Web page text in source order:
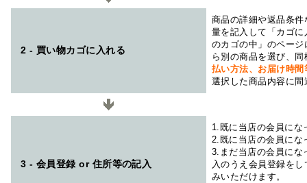
2 - 買い物カゴに入れる
商品の詳細や返品条
量を記入して「カゴ
のカゴの中」のペー
ら別の商品を選び、
払い方法、お届け時
選択した商品内容に
3 - 会員登録 or 住所等の記入
1.既に当店の会員にな
2.既に当店の会員にな
3.まだ当店の会員にな
入のうえ会員登録を
みいただけます。